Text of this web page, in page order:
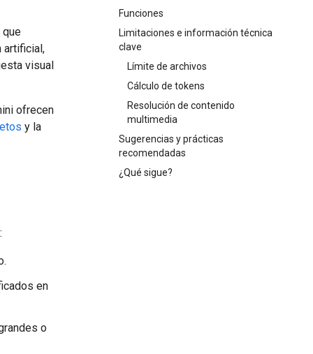
Funciones
Limitaciones e información técnica
clave
Límite de archivos
Cálculo de tokens
Resolución de contenido
multimedia
Sugerencias y prácticas
recomendadas
¿Qué sigue?
que
artificial,
visual
ofrecen
y la
en
o